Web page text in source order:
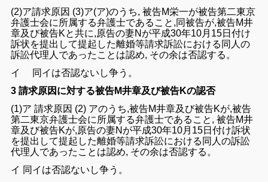
(2)ア請求原因 (3)ア(ア)のうち,被告M栄一が被告第二東京
弁護士会に 所属する弁護士であること,同被告が,被告M井
章及び被告Kと共に,原告の妻N が平成30年10月 15日付け
訴状を提出して提起 した離婚等請求訴訟における 同人の
訴訟代理人 であったことは認め, その余は否認する。
イ 同イ は否認ないし争う。
3 請求原因に対する被告M井章及び被告Kの認否
(1)ア請求原因 (2) アのうち,被告M井章及び被告Kが,被告
第二東京弁護士会に 所属する弁護士である こと,被告M井
章及び被告Kが,原告の妻N が平成30年10月 15日付け訴状
を提出 して提起 した離婚等請求訴訟における同人の訴訟
代理人 であった ことは認め, その余は否認する 。
イ 同イは否認ないし争う。